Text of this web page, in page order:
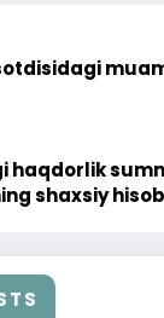
haqdorlik
shaxsiy